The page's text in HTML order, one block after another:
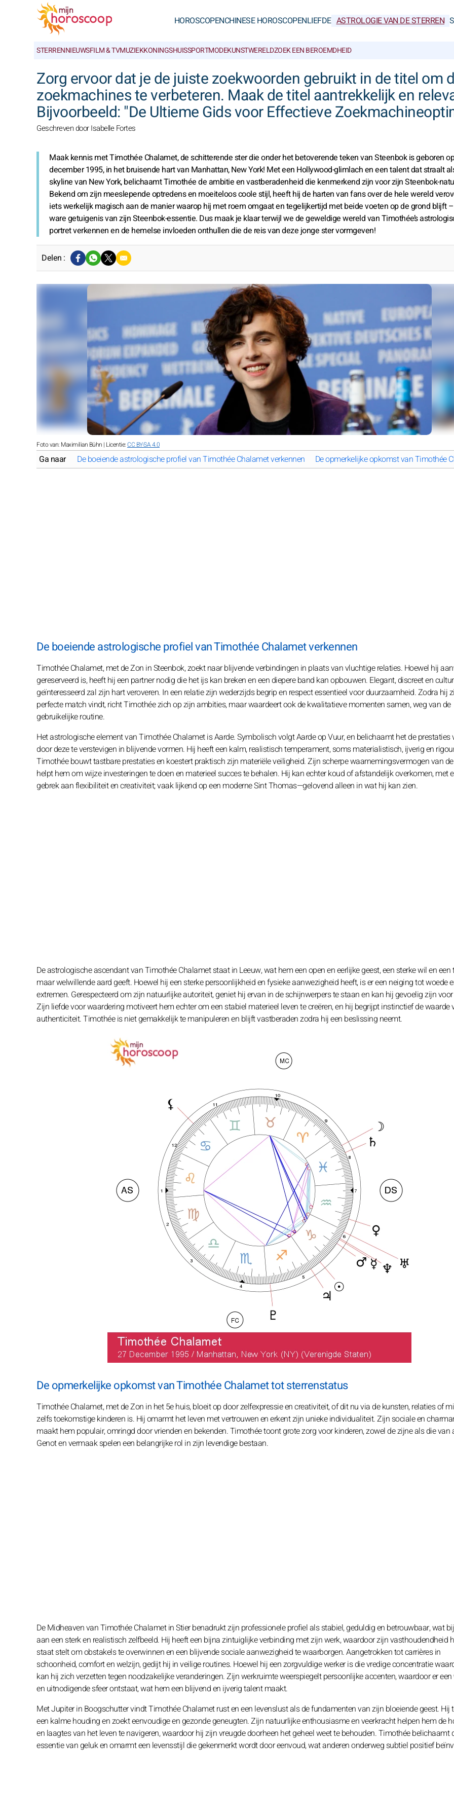
HOROSCOPENCHINESE HOROSCOPENLIEFDE ASTROLOGIE VAN DE STERREN
STERRENNIEUWSFILM & TVMUZIEKKONINGSHUISSPORTMODEKUNSTWERELDZOEK EEN BEROEMDHEID
Zorg ervoor dat je de juiste zoekwoorden gebruikt in de titel om
zoekmachines te verbeteren. Maak de titel aantrekkelijk en
Bijvoorbeeld: "De Ultieme Gids voor Effectieve
Geschreven door Isabelle Fortes
Maak kennis met Timothée Chalamet, de schitterende ster die onder het betoverende teken van Steenbok is geboren
december 1995, in het bruisende hart van Manhattan, New York! Met een Hollywood-glimlach en een talent dat straalt
skyline van New York, belichaamt Timothée de ambitie en vastberadenheid die kenmerkend zijn voor zijn Steenbok-
Bekend om zijn meeslepende optredens en moeiteloos coole stijl, heeft hij de harten van fans over de hele wereld
iets werkelijk magisch aan de manier waarop hij met roem omgaat en tegelijkertijd met beide voeten op de grond blijft
ware getuigenis van zijn Steenbok-essentie. Dus maak je klaar terwijl we de geweldige wereld van Timothée’s
portret verkennen en de hemelse invloeden onthullen die de reis van deze jonge ster vormgeven!
Delen :
Foto van: Maximilian Bühn | Licentie:CC BY-SA 4.0
Ga naar De boeiende astrologische profiel van Timothée Chalamet verkennen De opmerkelijke opkomst van Timothée
De boeiende astrologische profiel van Timothée Chalamet verkennen
Timothée Chalamet, met de Zon in Steenbok, zoekt naar blijvende verbindingen in plaats van vluchtige relaties. Hoewel hij
gereserveerd is, heeft hij een partner nodig die het ijs kan breken en een diepere band kan opbouwen. Elegant, discreet en
geïnteresseerd zal zijn hart veroveren. In een relatie zijn wederzijds begrip en respect essentieel voor duurzaamheid. Zodra hij
perfecte match vindt, richt Timothée zich op zijn ambities, maar waardeert ook de kwalitatieve momenten samen, weg van de
gebruikelijke routine.
Het astrologische element van Timothée Chalamet is Aarde. Symbolisch volgt Aarde op Vuur, en belichaamt het de prestaties
door deze te verstevigen in blijvende vormen. Hij heeft een kalm, realistisch temperament, soms materialistisch, ijverig en
Timothée bouwt tastbare prestaties en koestert praktisch zijn materiële veiligheid. Zijn scherpe waarnemingsvermogen van
helpt hem om wijze investeringen te doen en materieel succes te behalen. Hij kan echter koud of afstandelijk overkomen, met
gebrek aan flexibiliteit en creativiteit; vaak lijkend op een moderne Sint Thomas—gelovend alleen in wat hij kan zien.
De astrologische ascendant van Timothée Chalamet staat in Leeuw, wat hem een open en eerlijke geest, een sterke wil en een
maar welwillende aard geeft. Hoewel hij een sterke persoonlijkheid en fysieke aanwezigheid heeft, is er een neiging tot woede
extremen. Gerespecteerd om zijn natuurlijke autoriteit, geniet hij ervan in de schijnwerpers te staan en kan hij gevoelig zijn
Zijn liefde voor waardering motiveert hem echter om een stabiel materieel leven te creëren, en hij begrijpt instinctief de waarde
authenticiteit. Timothée is niet gemakkelijk te manipuleren en blijft vastberaden zodra hij een beslissing neemt.
De opmerkelijke opkomst van Timothée Chalamet tot sterrenstatus
Timothée Chalamet, met de Zon in het 5e huis, bloeit op door zelfexpressie en creativiteit, of dit nu via de kunsten, relaties of
zelfs toekomstige kinderen is. Hij omarmt het leven met vertrouwen en erkent zijn unieke individualiteit. Zijn sociale en
maakt hem populair, omringd door vrienden en bekenden. Timothée toont grote zorg voor kinderen, zowel de zijne als die van
Genot en vermaak spelen een belangrijke rol in zijn levendige bestaan.
De Midheaven van Timothée Chalamet in Stier benadrukt zijn professionele profiel als stabiel, geduldig en betrouwbaar, wat
aan een sterk en realistisch zelfbeeld. Hij heeft een bijna zintuiglijke verbinding met zijn werk, waardoor zijn vasthoudendheid
staat stelt om obstakels te overwinnen en een blijvende sociale aanwezigheid te waarborgen. Aangetrokken tot carrières in
schoonheid, comfort en welzijn, gedijt hij in veilige routines. Hoewel hij een zorgvuldige werker is die vredige concentratie
kan hij zich verzetten tegen noodzakelijke veranderingen. Zijn werkruimte weerspiegelt persoonlijke accenten, waardoor er
en uitnodigende sfeer ontstaat, wat hem een blijvend en ijverig talent maakt.
Met Jupiter in Boogschutter vindt Timothée Chalamet rust en een levenslust als de fundamenten van zijn bloeiende geest. Hij
een kalme houding en zoekt eenvoudige en gezonde geneugten. Zijn natuurlijke enthousiasme en veerkracht helpen hem de
en laagtes van het leven te navigeren, waardoor hij zijn vreugde doorheen het geheel weet te behouden. Timothée belichaamt
essentie van geluk en omarmt een levensstijl die gekenmerkt wordt door eenvoud, wat anderen onderweg subtiel positief